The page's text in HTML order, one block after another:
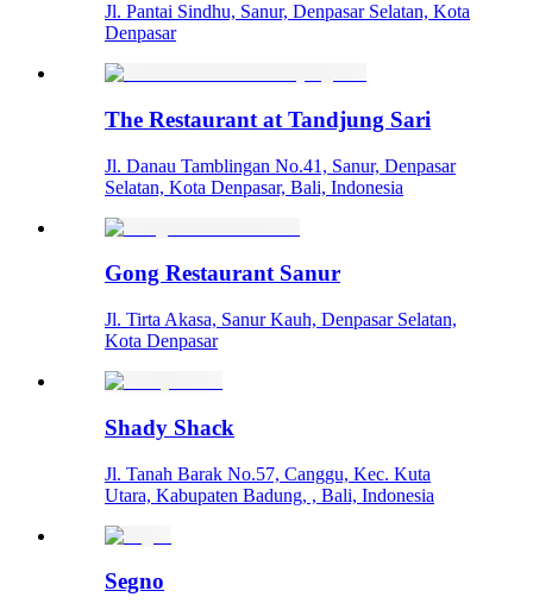
Jl. Pantai Sindhu, Sanur, Denpasar Selatan, Kota
Denpasar
The Restaurant at Tandjung Sari
Jl. Danau Tamblingan No.41, Sanur, Denpasar
Selatan, Kota Denpasar, Bali, Indonesia
Gong Restaurant Sanur
Jl. Tirta Akasa, Sanur Kauh, Denpasar Selatan,
Kota Denpasar
Shady Shack
Jl. Tanah Barak No.57, Canggu, Kec. Kuta
Utara, Kabupaten Badung, , Bali, Indonesia
Segno